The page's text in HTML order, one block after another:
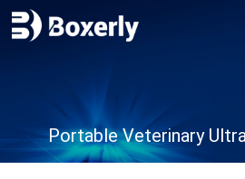
Portable Veterinary